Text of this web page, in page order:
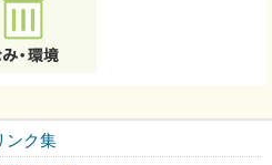
ンク集